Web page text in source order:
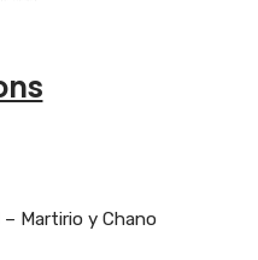
Martirio y Chano